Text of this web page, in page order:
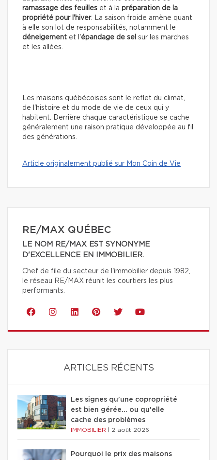
ramassage des feuilles et à la préparation de la
propriété pour l'hiver. La saison froide amène quant
à elle son lot de responsabilités, notamment le
déneigement et l'épandage de sel sur les marches
et les allées.
Les maisons québécoises sont le reflet du climat,
de l'histoire et du mode de vie de ceux qui y
habitent. Derrière chaque caractéristique se cache
généralement une raison pratique développée au fil
des générations.
Article originalement publié sur Mon Coin de Vie
RE/MAX QUÉBEC
LE NOM RE/MAX EST SYNONYME
D'EXCELLENCE EN IMMOBILIER.
Chef de file du secteur de l'immobilier depuis 1982,
le réseau RE/MAX réunit les courtiers les plus
performants.
ARTICLES RÉCENTS
Les signes qu'une copropriété
est bien gérée… ou qu'elle
cache des problèmes
IMMOBILIER 2 août 2026
Pourquoi le prix des maisons